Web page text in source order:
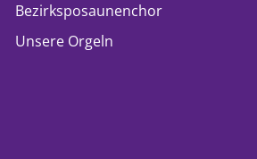
Bezirksposaunenchor
Unsere Orgeln